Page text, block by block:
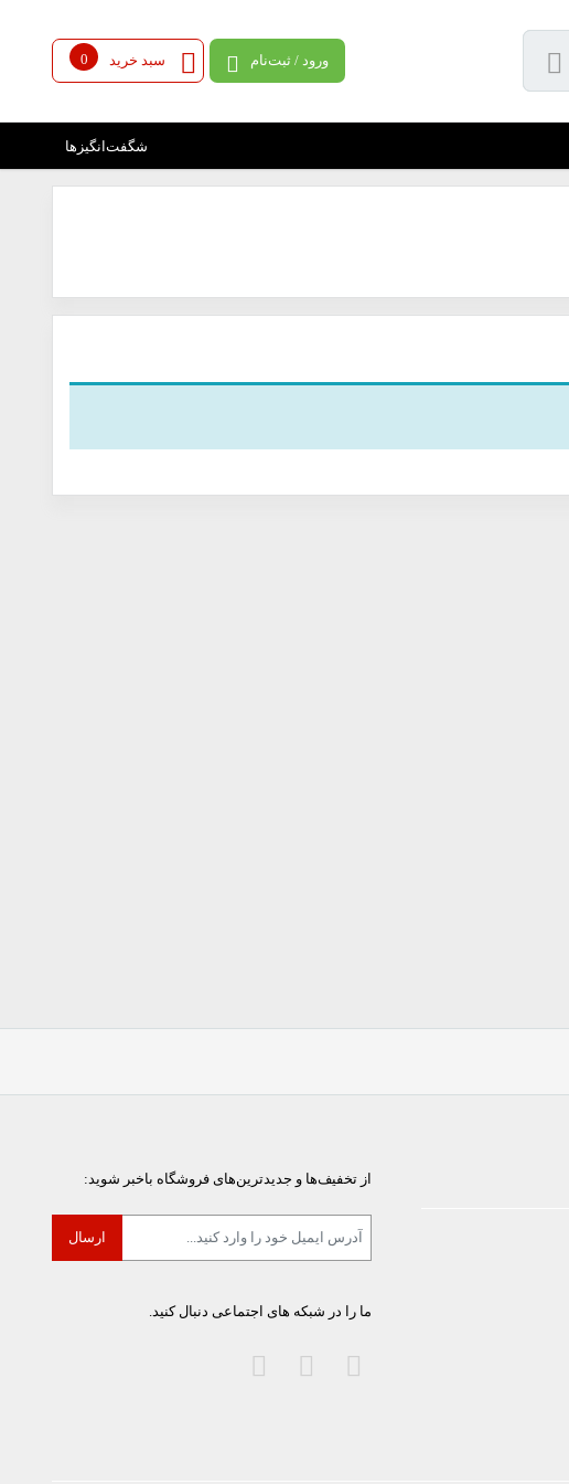
سبد خرید 0 ورود / ثبت‌نام
شگفت‌انگیزها
از تخفیف‌ها و جدیدترین‌های فروشگاه باخبر شوید:
ما را در شبکه های اجتماعی دنبال کنید.